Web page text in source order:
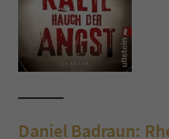
Daniel Badraun: